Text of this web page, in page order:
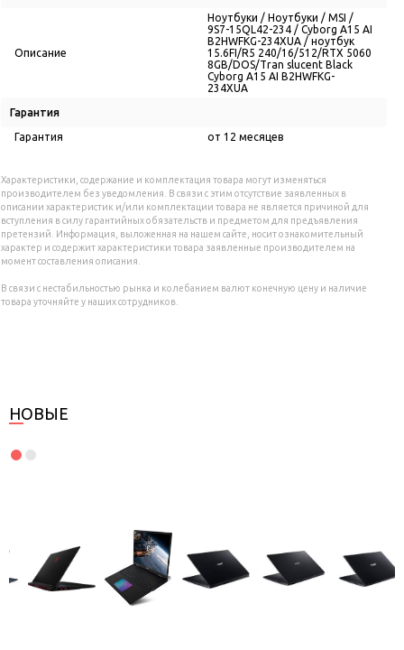
Описание
Ноутбуки / Ноутбуки / MSI /
9S7-15QL42-234 / Cyborg A15 AI
B2HWFKG-234XUA / ноутбук
15.6FI/R5 240/16/512/RTX 5060
8GB/DOS/Tran slucent Black
Cyborg A15 AI B2HWFKG-
234XUA
Гарантия
Гарантия от 12 месяцев
Характеристики, содержание и комплектация товара могут изменяться
производителем без уведомления. В связи с этим отсутствие заявленных в
описании характеристик и/или комплектации товара не является причиной для
вступления в силу гарантийных обязательств и предметом для предъявления
претензий. Информация, выложенная на нашем сайте, носит ознакомительный
характер и содержит характеристики товара заявленные производителем на
момент составления описания.
В связи с нестабильностью рынка и колебанием валют конечную цену и наличие
товара уточняйте у наших сотрудников.
НОВЫЕ